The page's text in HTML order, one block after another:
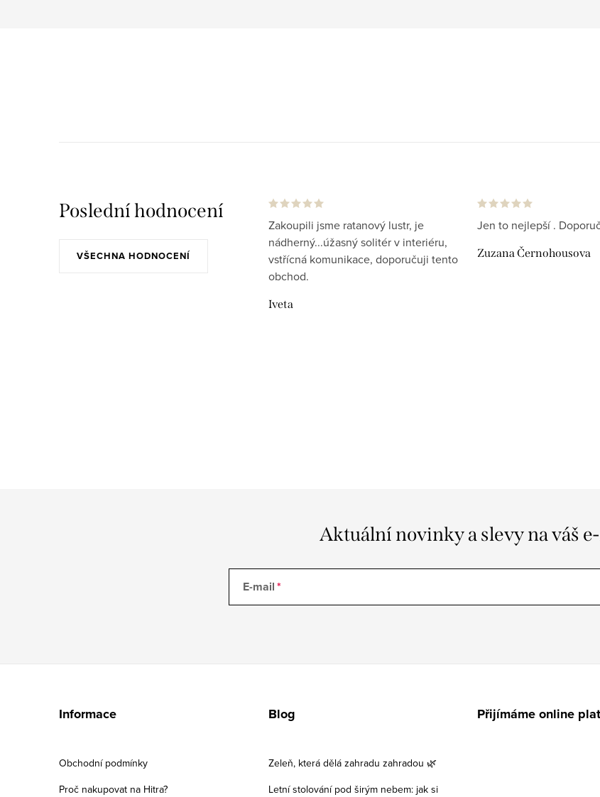
Poslední hodnocení
VŠECHNA HODNOCENÍ
Zakoupili jsme ratanový lustr, je
nádherný...úžasný solitér v interiéru,
vstřícná komunikace, doporučuji tento
obchod.
Iveta
Jen to nejlepší .
Zuzana Černohousova
Aktuální novinky a slevy na váš
E-mail
Informace
Obchodní podmínky
Proč nakupovat na Hitra?
Blog
Zeleň, která dělá zahradu zahradou 🌿
Letní stolování pod širým nebem: jak si
Přijímáme online